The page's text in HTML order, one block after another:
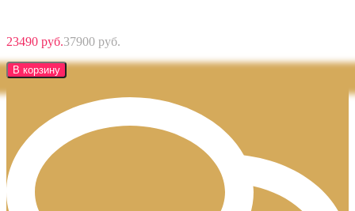
23490 руб.37900 руб.
В корзину